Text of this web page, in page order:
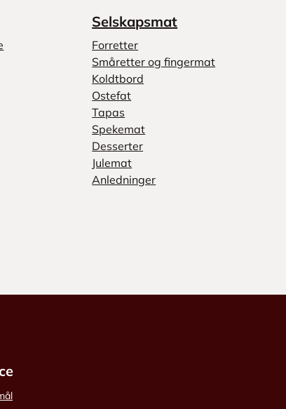
Selskapsmat
Forretter
Småretter og fingermat
Koldtbord
Ostefat
Tapas
Spekemat
Desserter
Julemat
Anledninger